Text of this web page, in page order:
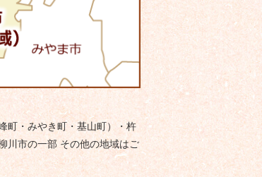
町・みやき町・基山町）・杵
川市の一部 その他の地域はご